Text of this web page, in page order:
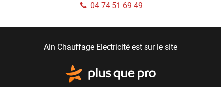
04 74 51 69 49
Ain Chauffage Electricité est sur le site